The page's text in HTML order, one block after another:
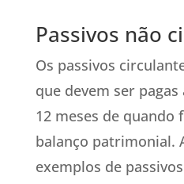
Passivos não
Os passivos
que devem ser
12 meses de quando
balanço patrimonial.
exemplos de